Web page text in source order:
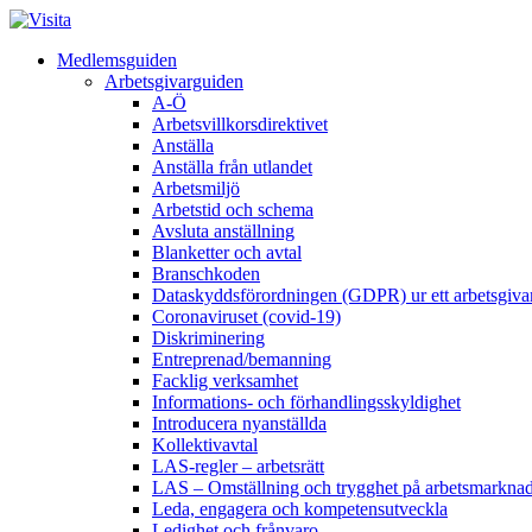
Medlemsguiden
Arbetsgivarguiden
A-Ö
Arbetsvillkorsdirektivet
Anställa
Anställa från utlandet
Arbetsmiljö
Arbetstid och schema
Avsluta anställning
Blanketter och avtal
Branschkoden
Dataskyddsförordningen (GDPR) ur ett
Coronaviruset (covid-19)
Diskriminering
Entreprenad/bemanning
Facklig verksamhet
Informations- och förhandlingsskyldighet
Introducera nyanställda
Kollektivavtal
LAS-regler – arbetsrätt
LAS – Omställning och trygghet på
Leda, engagera och kompetensutveckla